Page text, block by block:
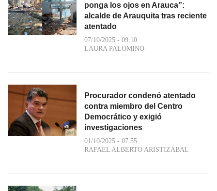
ponga los ojos en Arauca”:
alcalde de Arauquita tras reciente
atentado
07/10/2025 - 09:10
LAURA PALOMINO
Procurador condenó atentado
contra miembro del Centro
Democrático y exigió
investigaciones
01/10/2025 - 07:55
RAFAEL ALBERTO ARISTIZÁBAL